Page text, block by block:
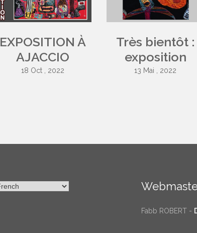
EXPOSITION À
AJACCIO
18 Oct , 2022
Très bientôt :
exposition
13 Mai , 2022
Fabb ROBERT -